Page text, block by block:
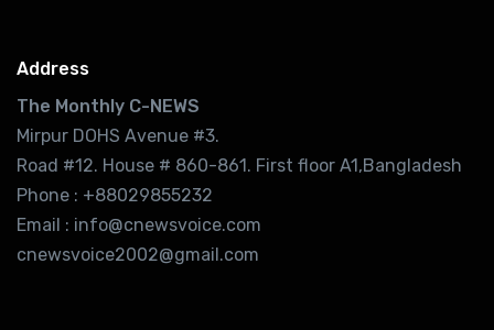
Address
The Monthly C-NEWS
Mirpur DOHS Avenue #3.
Road #12. House # 860-861. First floor A1,Bangladesh
Phone : +88029855232
Email : info@cnewsvoice.com
cnewsvoice2002@gmail.com